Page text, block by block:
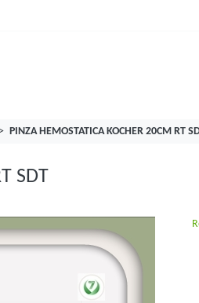
PINZA HEMOSTATICA KOCHER 20CM RT
SDT